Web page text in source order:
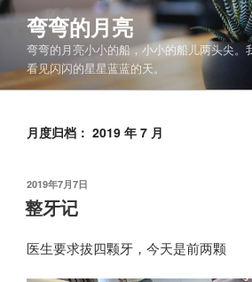
跳
容
弯弯的月亮
弯弯的月亮小小的船，小小的船儿两头尖。
看见闪闪的星星蓝蓝的天。
月度归档： 2019 年 7 月
发
布
于
2019年7月7日
整牙记
医生要求拔四颗牙，今天是前两颗